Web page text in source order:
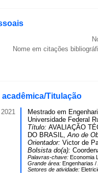
Nome em citações
acadêmica/Titulação
Mestrado em
Universidade Federal
Título: AVALIAÇÃO
DO BRASIL,Ano de
Orientador: Victor de
Bolsista do(a):
Palavras-chave: Economia
Grande área: Engenharias /
Setores de atividade: